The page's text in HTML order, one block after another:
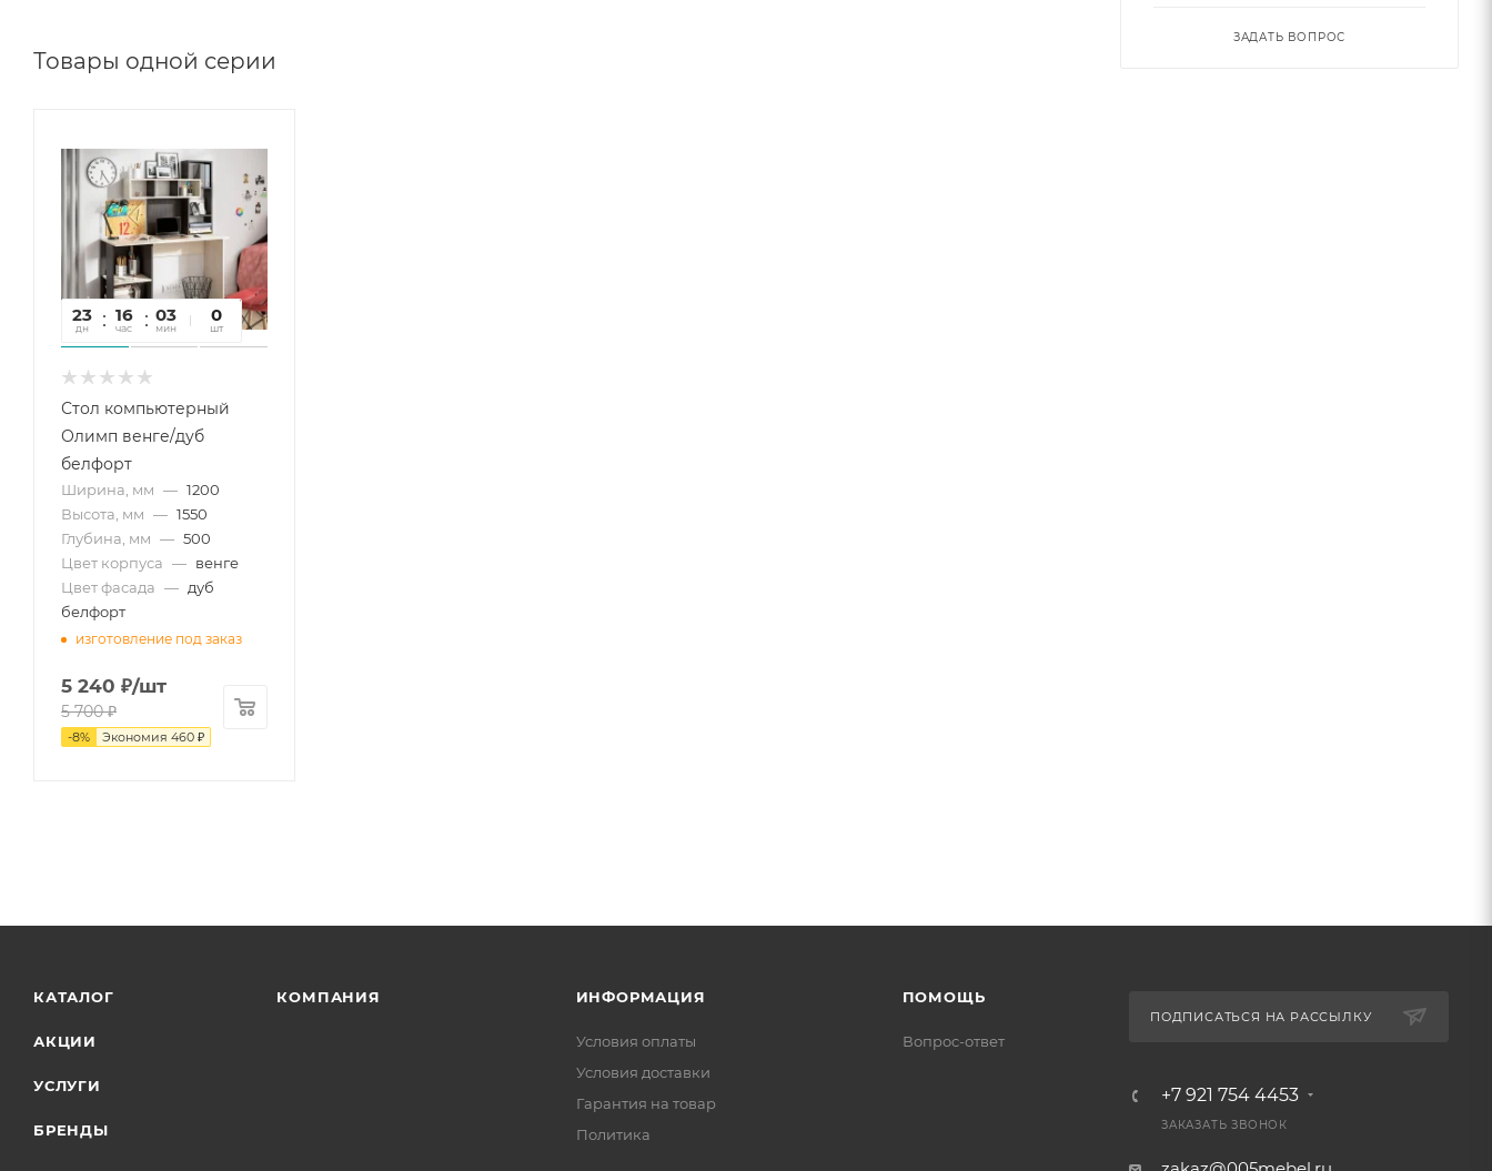
Товары одной серии
23
дн
16
час
03
мин
38
сек
0
шт
Стол компьютерный
Олимп венге/дуб
белфорт
Ширина, мм — 1200
Высота, мм — 1550
Глубина, мм — 500
Цвет корпуса — венге
Цвет фасада — дуб
белфорт
изготовление под заказ
5 240 ₽/шт
5 700₽
-8% Экономия 460 ₽
ЗАДАТЬ ВОПРОС
КАТАЛОГ
АКЦИИ
УСЛУГИ
БРЕНДЫ
КОМПАНИЯ ИНФОРМАЦИЯ
Условия оплаты
Условия доставки
Гарантия на товар
Политика
ПОМОЩЬ
Вопрос-ответ
ПОДПИСАТЬСЯ НА РАССЫЛКУ
+7 921 754 4453
ЗАКАЗАТЬ ЗВОНОК